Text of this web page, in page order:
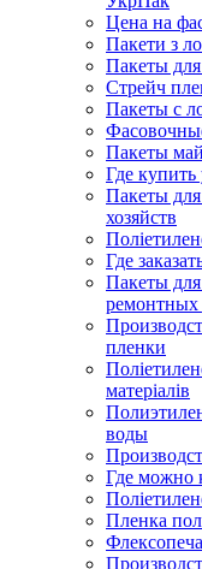
Цена на
Пакети з
Пакеты
Стрейч
Пакеты с
Пакеты
Где
Пакеты
хозяйств
Где
Пакеты
ремонтных
пленки
матеріалів
воды
Где можно
Пленка